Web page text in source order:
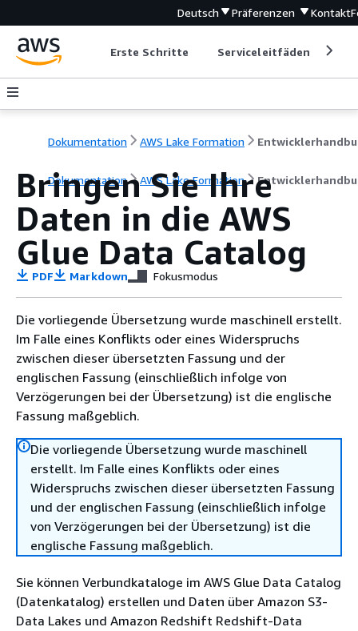
Deutsch Präferenzen Kontakt
Erste Schritte Serviceleitfäden
Dokumentation AWS Lake Formation
Dokumentation AWS Lake Formation
Bringen Sie Ihre
Daten in die AWS
Glue Data Catalog
PDF Markdown Fokusmodus
Die vorliegende Übersetzung wurde maschinell erstellt.
Im Falle eines Konflikts oder eines Widerspruchs
zwischen dieser übersetzten Fassung und der
englischen Fassung (einschließlich infolge von
Verzögerungen bei der Übersetzung) ist die englische
Fassung maßgeblich.
Die vorliegende Übersetzung wurde maschinell
erstellt. Im Falle eines Konflikts oder eines
Widerspruchs zwischen dieser übersetzten Fassung
und der englischen Fassung (einschließlich infolge
von Verzögerungen bei der Übersetzung) ist die
englische Fassung maßgeblich.
Sie können Verbundkataloge im AWS Glue Data Catalog
(Datenkatalog) erstellen und Daten über Amazon S3-
Data Lakes und Amazon Redshift Redshift-Data